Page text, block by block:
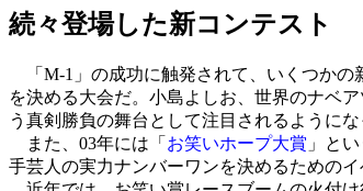
続々登場した新コンテスト
「M-1」の成功に触発されて、いくつかの
を決める大会だ。小島よしお、世界のナベ
う真剣勝負の舞台として注目されるようにな
また、03年には「 お笑いホープ大賞 」と
手芸人の実力ナンバーワンを決めるための